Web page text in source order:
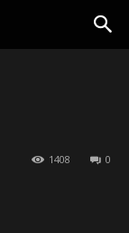
0
1408